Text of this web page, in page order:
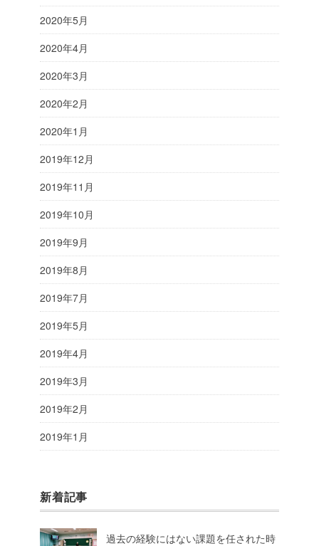
2020年5月
2020年4月
2020年3月
2020年2月
2020年1月
2019年12月
2019年11月
2019年10月
2019年9月
2019年8月
2019年7月
2019年5月
2019年4月
2019年3月
2019年2月
2019年1月
新着記事
過去の経験にはない課題を任された時